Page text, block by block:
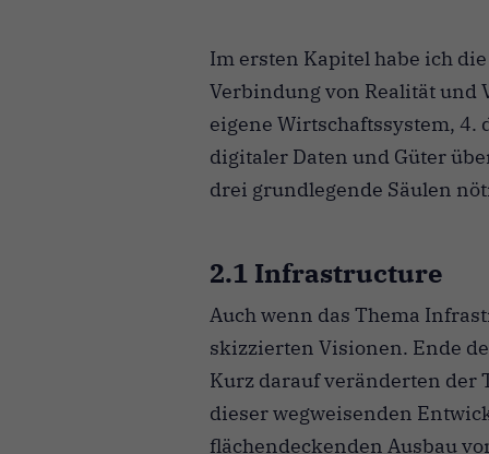
Im ersten Kapitel habe ich
Verbindung von Realität und
eigene Wirtschaftssystem,
digitaler Daten und Güter
drei grundlegende Säulen
2.1 Infrastructure
Auch wenn das Thema
skizzierten Visionen. Ende
Kurz darauf veränderten der
dieser wegweisenden
flächendeckenden Ausbau